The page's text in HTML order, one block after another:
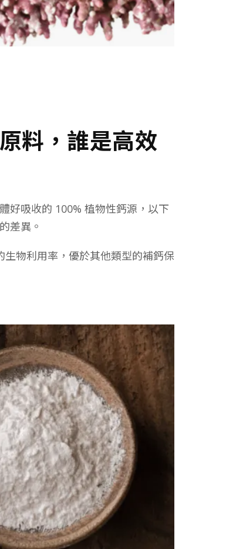
料，誰是高效
好吸收的 100% 植物性鈣源，以下
差異。
物利用率，優於其他類型的補鈣保